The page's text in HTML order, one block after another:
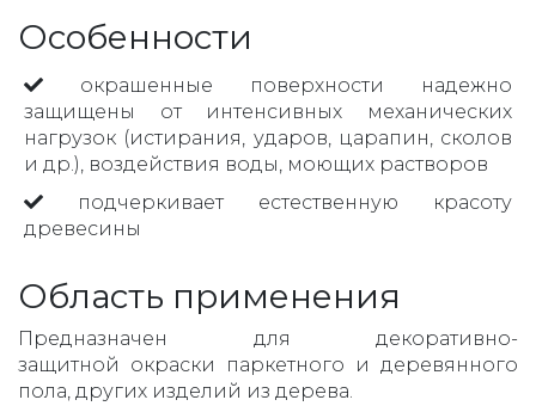
Особенности
окрашенные поверхности надежно
защищены от интенсивных механических
нагрузок (истирания, ударов, царапин, сколов
и др.), воздействия воды, моющих растворов
подчеркивает естественную красоту
древесины
Область применения
Предназначен для декоративно-
защитной окраски паркетного и деревянного
пола, других изделий из дерева.